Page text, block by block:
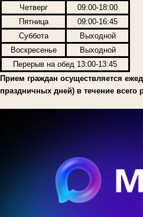
Четверг
09:00-18:00
Пятница
09:00-16:45
Суббота
Выходной
Воскресенье
Выходной
Перерыв на обед 13:00-13:45
Прием граждан осуществляется
праздничных дней) в течение всего